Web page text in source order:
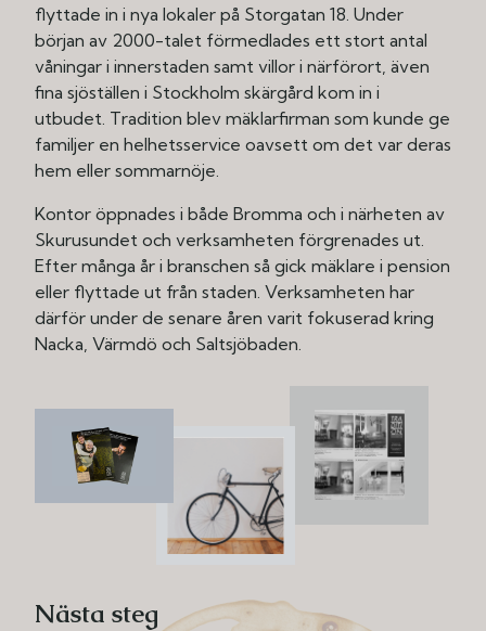
flyttade in i nya lokaler på Storgatan 18. Under
början av 2000-talet förmedlades ett stort antal
våningar i innerstaden samt villor i närförort, även
fina sjöställen i Stockholm skärgård kom in i
utbudet. Tradition blev mäklarfirman som kunde ge
familjer en helhetsservice oavsett om det var deras
hem eller sommarnöje.
Kontor öppnades i både Bromma och i närheten av
Skurusundet och verksamheten förgrenades ut.
Efter många år i branschen så gick mäklare i pension
eller flyttade ut från staden. Verksamheten har
därför under de senare åren varit fokuserad kring
Nacka, Värmdö och Saltsjöbaden.
Nästa steg